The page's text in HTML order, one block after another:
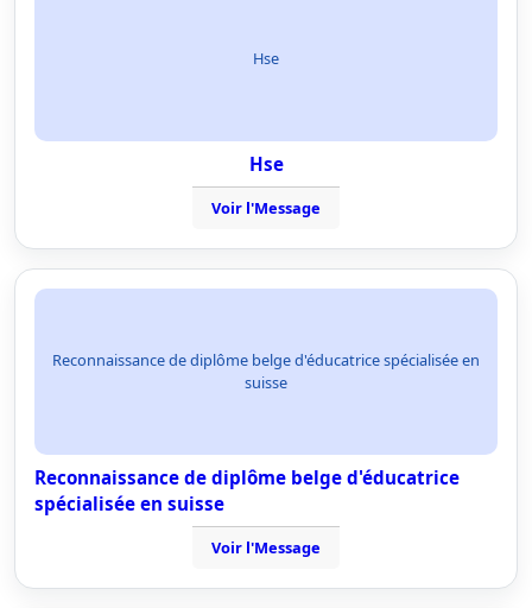
Hse
Hse
Voir l'Message
Reconnaissance de diplôme belge d'éducatrice spécialisée en
suisse
Reconnaissance de diplôme belge d'éducatrice
spécialisée en suisse
Voir l'Message